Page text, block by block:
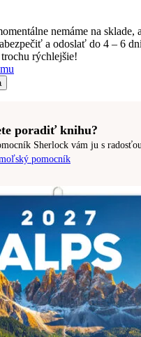
nemáme na sklade,
a odoslať do 4 – 6
rýchlejšie!
poradiť knihu?
Sherlock vám ju s
pomocník